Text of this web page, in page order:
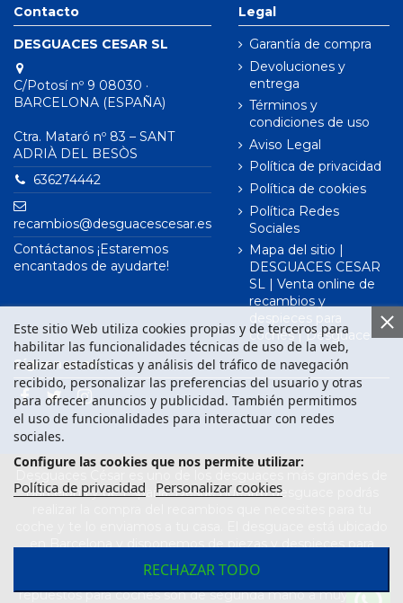
Contacto
DESGUACES CESAR SL
C/Potosí nº 9 08030 ·
BARCELONA (ESPAÑA)
Ctra. Mataró nº 83 – SANT
ADRIÀ DEL BESÒS
636274442
recambios@desguacescesar.es
Contáctanos ¡Estaremos
encantados de ayudarte!
Legal
Garantía de compra
Devoluciones y
entrega
Términos y
condiciones de uso
Aviso Legal
Política de privacidad
Política de cookies
Política Redes
Sociales
Mapa del sitio |
DESGUACES CESAR
SL | Venta online de
recambios y
despieces para
coches | Desguace
Este sitio Web utiliza cookies propias y de terceros para
habilitar las funcionalidades técnicas de uso de la web,
realizar estadísticas y análisis del tráfico de navegación
recibido, personalizar las preferencias del usuario y otras
para ofrecer anuncios y publicidad. También permitimos
el uso de funcionalidades para interactuar con redes
sociales.
Configure las cookies que nos permite utilizar:
Política de privacidad Personalizar cookies
RECHAZAR TODO
Síguenos en
Barcelona y de España. Desde nuestro desguace podrás
en Barcelona y disponemos de piezas y despieces para
todas las marcas de vehículos. Compra el recambio que
necesitas para tu coche en nuestro desguace. Los
repuestos para coches son de segunda mano a muy buen